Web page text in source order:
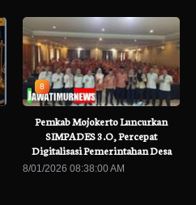
8
Pemkab Mojokerto Luncurkan
SIMPADES 3.O, Percepat
Digitalisasi Pemerintahan Desa
8/01/2026 08:38:00 AM